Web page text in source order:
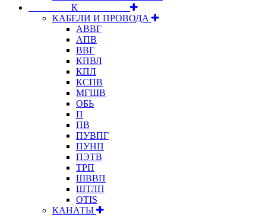
⠀⠀⠀⠀⠀⠀К⠀⠀⠀⠀⠀⠀⠀
КАБЕЛИ И ПРОВОДА
АВВГ
АПВ
ВВГ
КПВЛ
КПЛ
КСПВ
МГШВ
ОБЬ
П
ПВ
ПУВПГ
ПУНП
ПЭТВ
ТРП
ШВВП
ШТЛП
OTIS
КАНАТЫ